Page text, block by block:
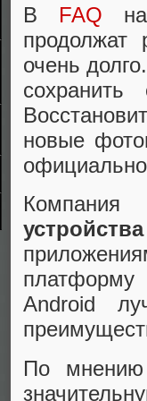
В FAQ
продолжат
очень
новые
платформу
Android
По мнению